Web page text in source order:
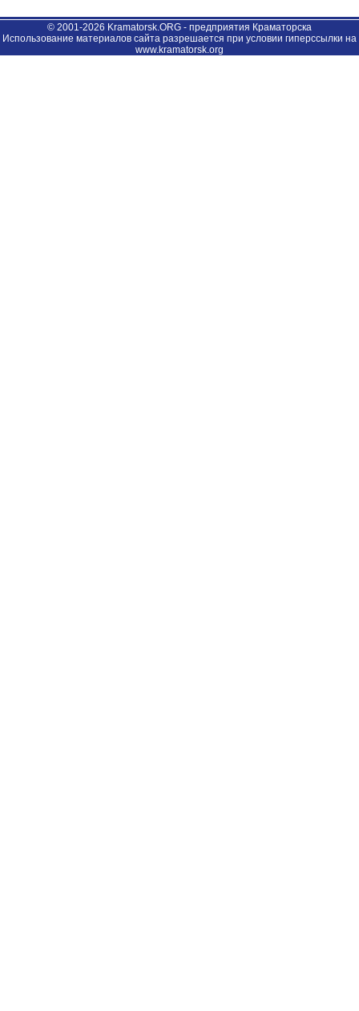
© 2001-2026 Kramatorsk.ORG - предприятия Краматорска
Использование материалов сайта разрешается при условии гиперссылки на
www.kramatorsk.org